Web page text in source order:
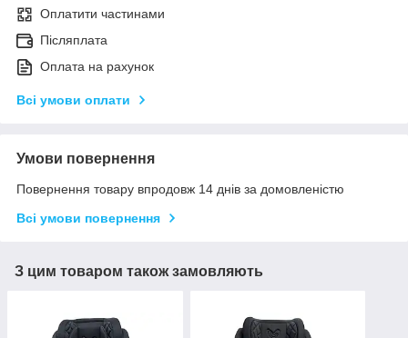
Оплатити частинами
Післяплата
Оплата на рахунок
Всі умови оплати
Умови повернення
Повернення товару впродовж 14 днів за домовленістю
Всі умови повернення
З цим товаром також замовляють